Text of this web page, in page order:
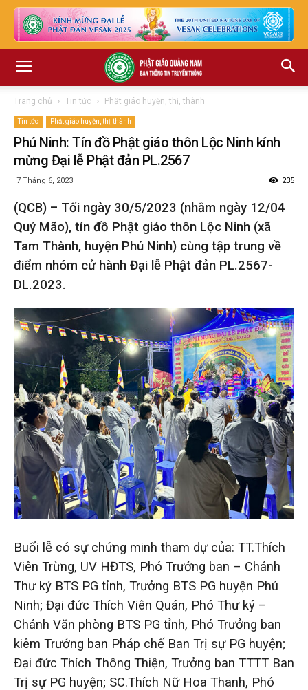
Trang chủ Tin tức Phật giáo huyện, thị, thành
Tin tức Phật giáo huyện, thị, thành
Phú Ninh: Tín đồ Phật giáo thôn Lộc Ninh kính
mừng Đại lễ Phật đản PL.2567
7 Tháng 6, 2023 235
(QCB) – Tối ngày 30/5/2023 (nhằm ngày 12/04
Quý Mão), tín đồ Phật giáo thôn Lộc Ninh (xã
Tam Thành, huyện Phú Ninh) cùng tập trung về
điểm nhóm cử hành Đại lễ Phật đản PL.2567-
DL.2023.
Buổi lễ có sự chứng minh tham dự của: TT.Thích
Viên Trừng, UV HĐTS, Phó Trưởng ban – Chánh
Thư ký BTS PG tỉnh, Trưởng BTS PG huyện Phú
Ninh; Đại đức Thích Viên Quán, Phó Thư ký –
Chánh Văn phòng BTS PG tỉnh, Phó Trưởng ban
kiêm Trưởng ban Pháp chế Ban Trị sự PG huyện;
Đại đức Thích Thông Thiện, Trưởng ban TTTT Ban
Trị sự PG huyện; SC.Thích Nữ Hoa Thanh, Phó